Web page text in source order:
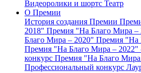
Видеоролики и шортс Театр
О Премии
История создания Премии
2018" Премия "На Благо Мира –
Благо Мира – 2020" Премия "На
Премия "На Благо Мира – 2022"
конкурс Премия "На Благо
Профессиональный конкурс